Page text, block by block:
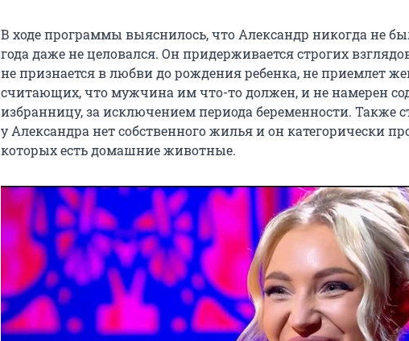
В ходе программы выяснилось, что Александр никогда не
года даже не целовался. Он придерживается строгих
не признается в любви до рождения ребенка, не приемлет
считающих, что мужчина им что-то должен, и не намерен
избранницу, за исключением периода беременности. Также
у Александра нет собственного жилья и он категорически
которых есть домашние животные.